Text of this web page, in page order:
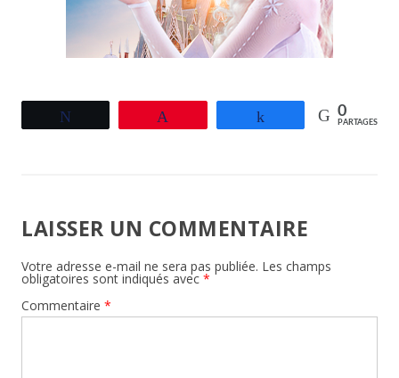
Partagez 0
PARTAGES
LAISSER UN COMMENTAIRE
Votre adresse e-mail ne sera pas publiée. Les champs
obligatoires sont indiqués avec *
Commentaire *